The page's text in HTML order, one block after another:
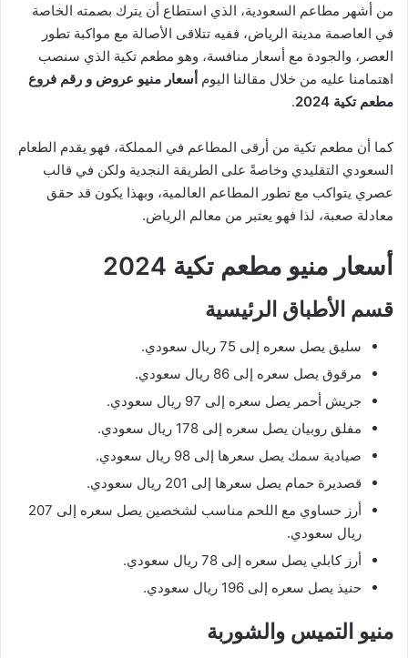
من أشهر مطاعم السعودية، الذي استطاع أن يترك بصمته الخاصة
في العاصمة مدينة الرياض، ففيه تتلاقى الأصالة مع مواكبة تطور
العصر، والجودة مع أسعار منافسة، وهو مطعم تكية الذي سنصب
اهتمامنا عليه من خلال مقالنا اليوم أسعار منيو عروض و رقم فروع
مطعم تكية 2024
.
كما أن مطعم تكية من أرقى المطاعم في المملكة، فهو يقدم الطعام
السعودي التقليدي وخاصةً على الطريقة النجدية ولكن في قالب
عصري يتواكب مع تطور المطاعم العالمية، وبهذا يكون قد حقق
معادلة صعبة، لذا فهو يعتبر من معالم الرياض.
أسعار منيو مطعم تكية 2024
قسم الأطباق الرئيسية
سليق يصل سعره إلى 75 ريال سعودي.
مرقوق يصل سعره إلى 86 ريال سعودي.
جريش أحمر يصل سعره إلى 97 ريال سعودي.
مفلق روبيان يصل سعره إلى 178 ريال سعودي.
صيادية سمك يصل سعرها إلى 98 ريال سعودي.
قصديرة حمام يصل سعرها إلى 201 ريال سعودي.
أرز حساوي مع اللحم مناسب لشخصين يصل سعره إلى 207
ريال سعودي.
أرز كابلي يصل سعره إلى 78 ريال سعودي.
حنيذ يصل سعره إلى 196 ريال سعودي.
منيو التميس والشوربة